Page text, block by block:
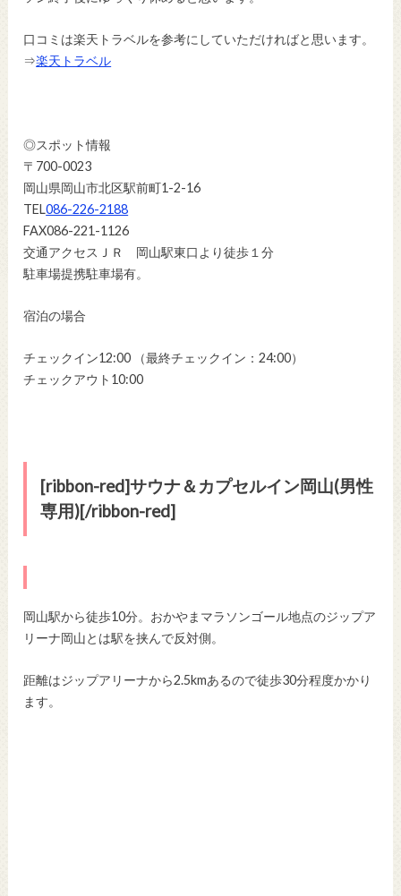
口コミは楽天トラベルを参考にしていただければと思います。
⇒楽天トラベル
◎スポット情報
〒700-0023
岡山県岡山市北区駅前町1-2-16
TEL086-226-2188
FAX086-221-1126
交通アクセスＪＲ 岡山駅東口より徒歩１分
駐車場提携駐車場有。
宿泊の場合
チェックイン12:00 （最終チェックイン：24:00）
チェックアウト10:00
[ribbon-red]サウナ＆カプセルイン岡山(男性
専用)[/ribbon-red]
岡山駅から徒歩10分。おかやまマラソンゴール地点のジップア
リーナ岡山とは駅を挟んで反対側。
距離はジップアリーナから2.5kmあるので徒歩30分程度かかり
ます。